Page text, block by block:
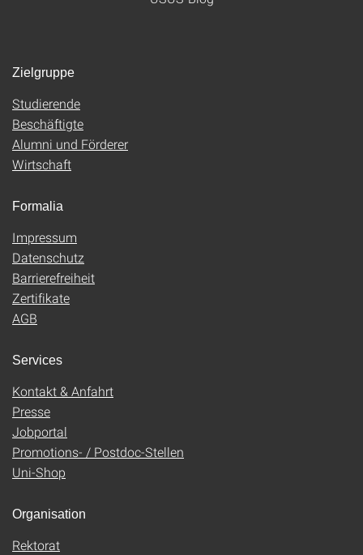
Zielgruppe
Studierende
Beschäftigte
Alumni und Förderer
Wirtschaft
Formalia
Impressum
Datenschutz
Barrierefreiheit
Zertifikate
AGB
Services
Kontakt & Anfahrt
Presse
Jobportal
Promotions- / Postdoc-Stellen
Uni-Shop
Organisation
Rektorat